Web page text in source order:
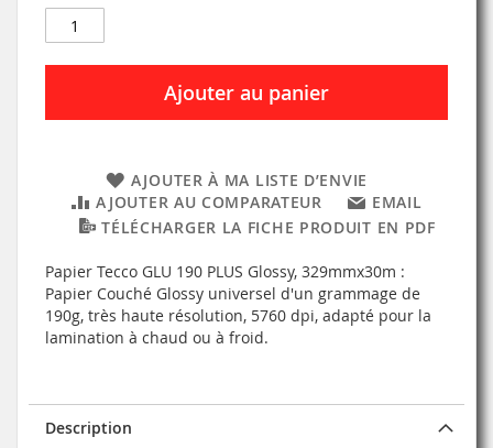
Ajouter au panier
AJOUTER À MA LISTE D’ENVIE
AJOUTER AU COMPARATEUR
EMAIL
TÉLÉCHARGER LA FICHE PRODUIT EN PDF
Papier Tecco GLU 190 PLUS Glossy, 329mmx30m :
Papier Couché Glossy universel d'un grammage de
190g, très haute résolution, 5760 dpi, adapté pour la
lamination à chaud ou à froid.
Description